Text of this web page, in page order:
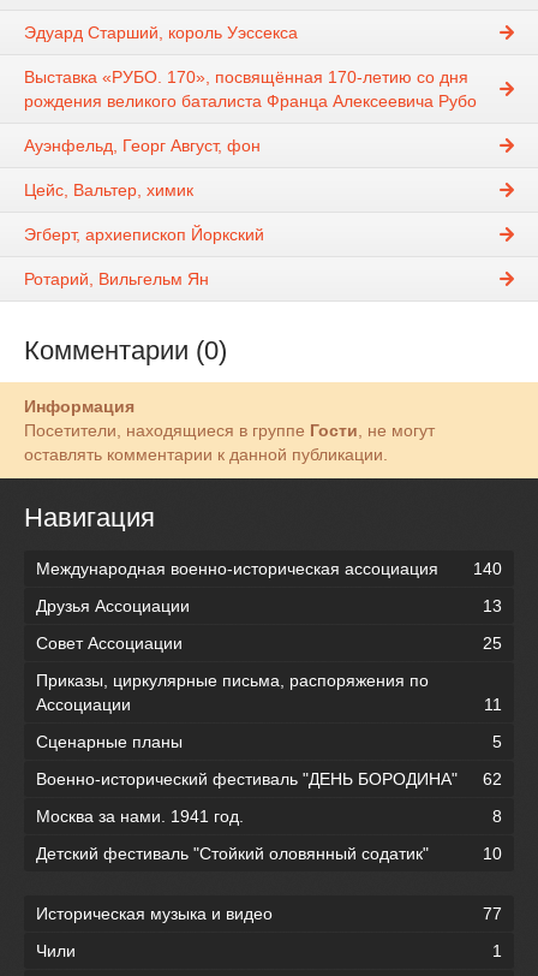
Эдуард Старший, король Уэссекса
Выставка «РУБО. 170», посвящённая 170-летию со дня
рождения великого баталиста Франца Алексеевича Рубо
Ауэнфельд, Георг Август, фон
Цейс, Вальтер, химик
Эгберт, архиепископ Йоркский
Ротарий, Вильгельм Ян
Комментарии (0)
Информация
Посетители, находящиеся в группе Гости, не могут
оставлять комментарии к данной публикации.
Навигация
Международная военно-историческая ассоциация
140
Друзья Ассоциации
13
Совет Ассоциации
25
Приказы, циркулярные письма, распоряжения по
Ассоциации
11
Сценарные планы
5
Военно-исторический фестиваль "ДЕНЬ БОРОДИНА"
62
Москва за нами. 1941 год.
8
Детский фестиваль "Стойкий оловянный содатик"
10
Историческая музыка и видео
77
Чили
1